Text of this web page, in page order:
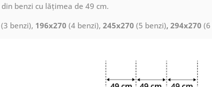
benzi cu lățimea de 49 cm.
(3 benzi), 196x270 (4 benzi), 245x270 (5 benzi), 294x270